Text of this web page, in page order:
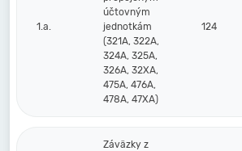
1.a.
účtovným
jednotkám
(321A, 322A,
324A, 325A,
326A, 32XA,
475A, 476A,
478A, 47XA)
124
Záväzky z